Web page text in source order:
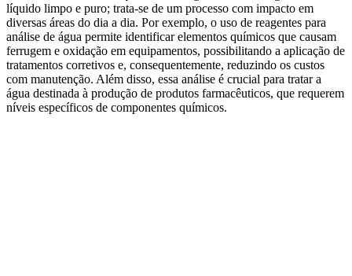
líquido limpo e puro; trata-se de um processo com impacto em
diversas áreas do dia a dia. Por exemplo, o uso de reagentes para
análise de água permite identificar elementos químicos que causam
ferrugem e oxidação em equipamentos, possibilitando a aplicação de
tratamentos corretivos e, consequentemente, reduzindo os custos
com manutenção. Além disso, essa análise é crucial para tratar a
água destinada à produção de produtos farmacêuticos, que requerem
níveis específicos de componentes químicos.